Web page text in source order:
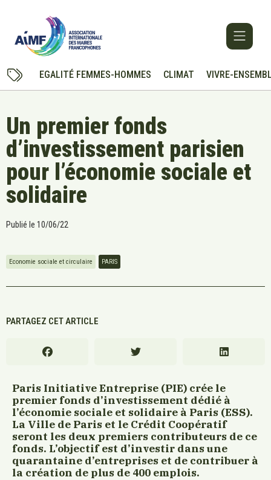
EGALITÉ FEMMES-HOMMES CLIMAT VIVRE-
Un premier fonds
d’investissement parisien
pour l’économie sociale et
solidaire
Publié le 10/06/22
Economie sociale et circulaire PARIS
PARTAGEZ CET ARTICLE
Paris Initiative Entreprise (PIE) crée le
premier fonds d’investissement dédié à
l’économie sociale et solidaire à Paris (ESS).
La Ville de Paris et le Crédit Coopératif
seront les deux premiers contributeurs de ce
fonds. L’objectif est d’investir dans une
quarantaine d’entreprises et de contribuer à
la création de plus de 400 emplois.